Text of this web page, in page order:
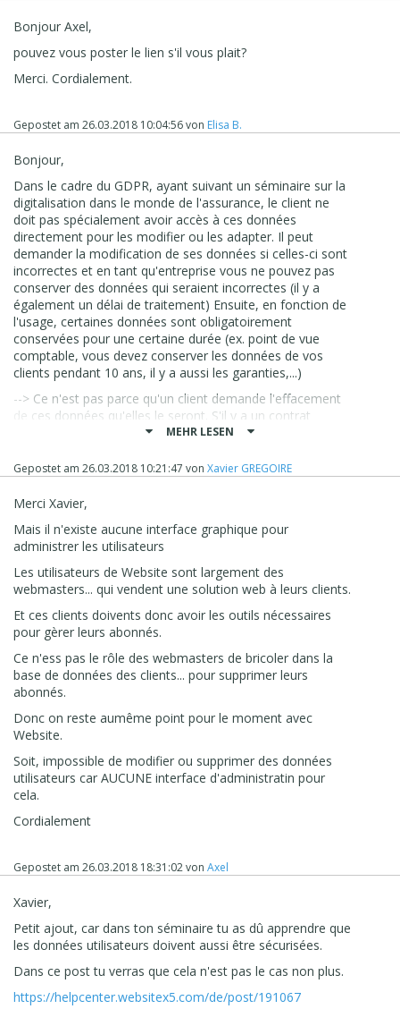
Bonjour Axel,
pouvez vous poster le lien s'il vous plait?
Merci. Cordialement.
Gepostet am 26.03.2018 10:04:56von Elisa B.
Bonjour,
Dans le cadre du GDPR, ayant suivant un séminaire sur la
digitalisation dans le monde de l'assurance, le client ne
doit pas spécialement avoir accès à ces données
directement pour les modifier ou les adapter. Il peut
demander la modification de ses données si celles-ci sont
incorrectes et en tant qu'entreprise vous ne pouvez pas
conserver des données qui seraient incorrectes (il y a
également un délai de traitement) Ensuite, en fonction de
l'usage, certaines données sont obligatoirement
conservées pour une certaine durée (ex. point de vue
comptable, vous devez conserver les données de vos
clients pendant 10 ans, il y a aussi les garanties,...)
--> Ce n'est pas parce qu'un client demande l'effacement
de ces données qu'elles le seront. S'il y a un contrat
encours, il n'y aura pas d'effacement.
quelque sorte la protection de la vie privée mais à l'échelle
hors Europe.
Cordialement,
Xavier
MEHR LESEN
Gepostet am 26.03.2018 10:21:47 von Xavier GREGOIRE
Merci Xavier,
Mais il n'existe aucune interface graphique pour
administrer les utilisateurs
Les utilisateurs de Website sont largement des
webmasters... qui vendent une solution web à leurs clients.
Et ces clients doivents donc avoir les outils nécessaires
pour gèrer leurs abonnés.
Ce n'ess pas le rôle des webmasters de bricoler dans la
base de données des clients... pour supprimer leurs
abonnés.
Donc on reste aumême point pour le moment avec
Website.
Soit, impossible de modifier ou supprimer des données
utilisateurs car AUCUNE interface d'administratin pour
cela.
Cordialement
Gepostet am 26.03.2018 18:31:02von Axel
Xavier,
Petit ajout, car dans ton séminaire tu as dû apprendre que
les données utilisateurs doivent aussi être sécurisées.
Dans ce post tu verras que cela n'est pas le cas non plus.
https://helpcenter.websitex5.com/de/post/191067